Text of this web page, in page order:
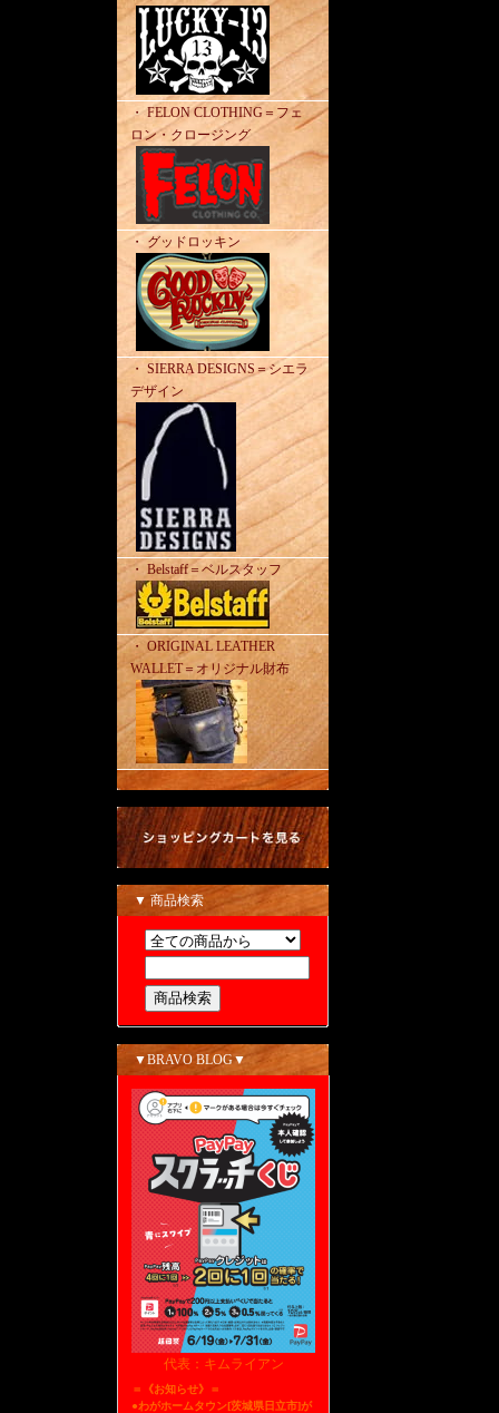
・ FELON CLOTHING＝フェ
ロン・クロージング
・ グッドロッキン
・ SIERRA DESIGNS＝シエラ
デザイン
・ Belstaff＝ベルスタッフ
・ ORIGINAL LEATHER
WALLET＝オリジナル財布
▼ 商品検索
▼BRAVO BLOG▼
代表：キムライアン
＝《お知らせ》＝
●わがホームタウン[茨城県日立市]が